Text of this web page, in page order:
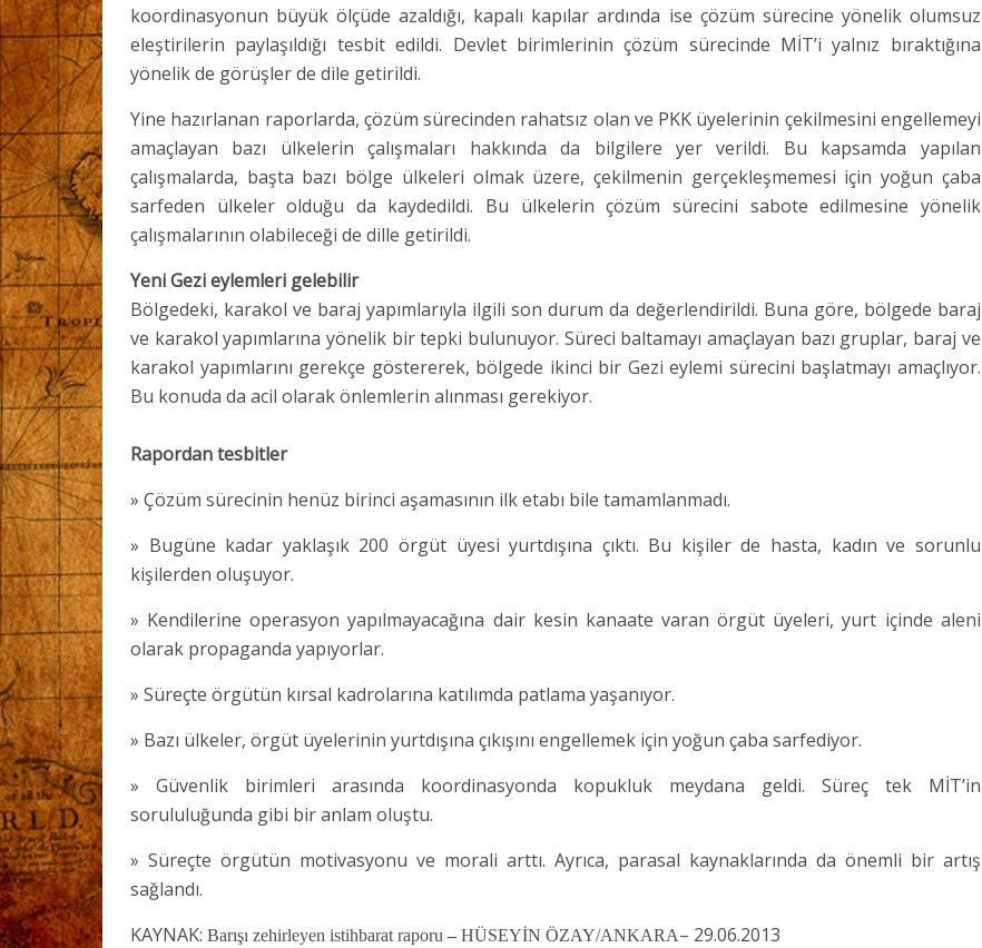
koordinasyonun büyük ölçüde azaldığı, kapalı kapılar ardında ise çözüm sürecine yönelik olumsuz
eleştirilerin paylaşıldığı tesbit edildi. Devlet birimlerinin çözüm sürecinde MİT’i yalnız bıraktığına
yönelik de görüşler de dile getirildi.
Yine hazırlanan raporlarda, çözüm sürecinden rahatsız olan ve PKK üyelerinin çekilmesini engellemeyi
amaçlayan bazı ülkelerin çalışmaları hakkında da bilgilere yer verildi. Bu kapsamda yapılan
çalışmalarda, başta bazı bölge ülkeleri olmak üzere, çekilmenin gerçekleşmemesi için yoğun çaba
sarfeden ülkeler olduğu da kaydedildi. Bu ülkelerin çözüm sürecini sabote edilmesine yönelik
çalışmalarının olabileceği de dille getirildi.
Yeni Gezi eylemleri gelebilir
Bölgedeki, karakol ve baraj yapımlarıyla ilgili son durum da değerlendirildi. Buna göre, bölgede baraj
ve karakol yapımlarına yönelik bir tepki bulunuyor. Süreci baltamayı amaçlayan bazı gruplar, baraj ve
karakol yapımlarını gerekçe göstererek, bölgede ikinci bir Gezi eylemi sürecini başlatmayı amaçlıyor.
Bu konuda da acil olarak önlemlerin alınması gerekiyor.
Rapordan tesbitler
» Çözüm sürecinin henüz birinci aşamasının ilk etabı bile tamamlanmadı.
» Bugüne kadar yaklaşık 200 örgüt üyesi yurtdışına çıktı. Bu kişiler de hasta, kadın ve sorunlu
kişilerden oluşuyor.
» Kendilerine operasyon yapılmayacağına dair kesin kanaate varan örgüt üyeleri, yurt içinde aleni
olarak propaganda yapıyorlar.
» Süreçte örgütün kırsal kadrolarına katılımda patlama yaşanıyor.
» Bazı ülkeler, örgüt üyelerinin yurtdışına çıkışını engellemek için yoğun çaba sarfediyor.
» Güvenlik birimleri arasında koordinasyonda kopukluk meydana geldi. Süreç tek MİT’in
sorululuğunda gibi bir anlam oluştu.
» Süreçte örgütün motivasyonu ve morali arttı. Ayrıca, parasal kaynaklarında da önemli bir artış
sağlandı.
KAYNAK: Barışı zehirleyen istihbarat raporu – HÜSEYİN ÖZAY/ANKARA– 29.06.2013